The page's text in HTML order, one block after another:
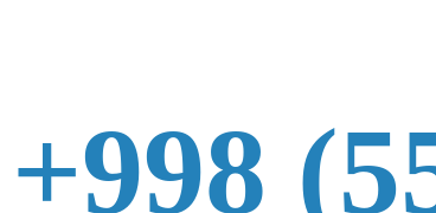
+998